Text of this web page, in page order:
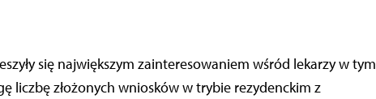
się największym zainteresowaniem wśród lekarzy w tym
liczbę złożonych wniosków w trybie rezydenckim z